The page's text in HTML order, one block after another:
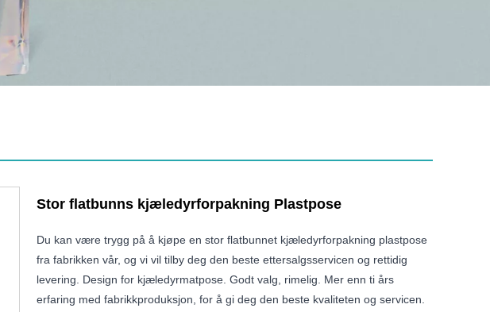
Stor flatbunns kjæledyrforpakning Plastpose
Du kan være trygg på å kjøpe en stor flatbunnet kjæledyrforpakning plastpose
fra fabrikken vår, og vi vil tilby deg den beste ettersalgsservicen og rettidig
levering. Design for kjæledyrmatpose. Godt valg, rimelig. Mer enn ti års
erfaring med fabrikkproduksjon, for å gi deg den beste kvaliteten og servicen.